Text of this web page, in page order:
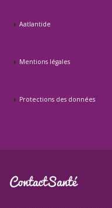
Aatlantide
Mentions légales
Protections des données